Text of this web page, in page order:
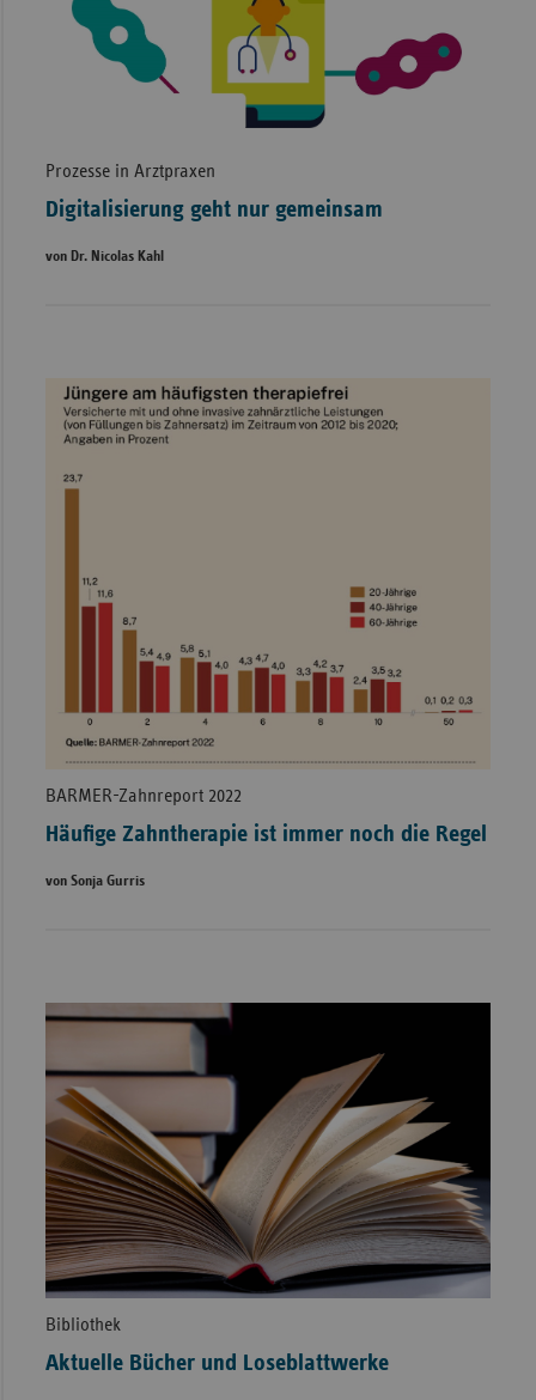
Prozesse in Arztpraxen
Digitalisierung geht nur gemeinsam
von Dr. Nicolas Kahl
BARMER-Zahnreport 2022
Häufige Zahntherapie ist immer noch die Regel
von Sonja Gurris
Bibliothek
Aktuelle Bücher und Loseblattwerke